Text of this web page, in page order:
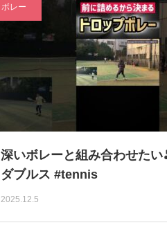
ボレー
深いボレーと組み合わせたい
ダブルス #tennis
2025.12.5